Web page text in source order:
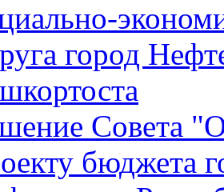
город
Совета
бюджета